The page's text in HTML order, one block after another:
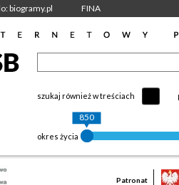
biogramy.pl FINA
szukaj również w treściach
okres życia
850
Patronat